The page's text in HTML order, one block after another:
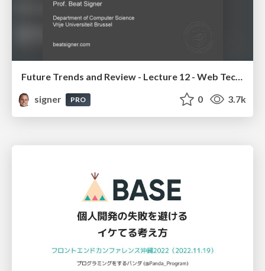
Future Trends and Review - Lecture 12 - Web Technologies (1019888BNR)
signer
PRO 0 3.7k